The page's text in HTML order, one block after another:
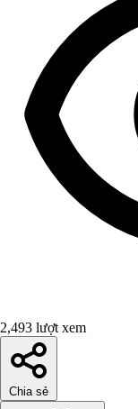
2,493 lượt xem
Chia sẻ